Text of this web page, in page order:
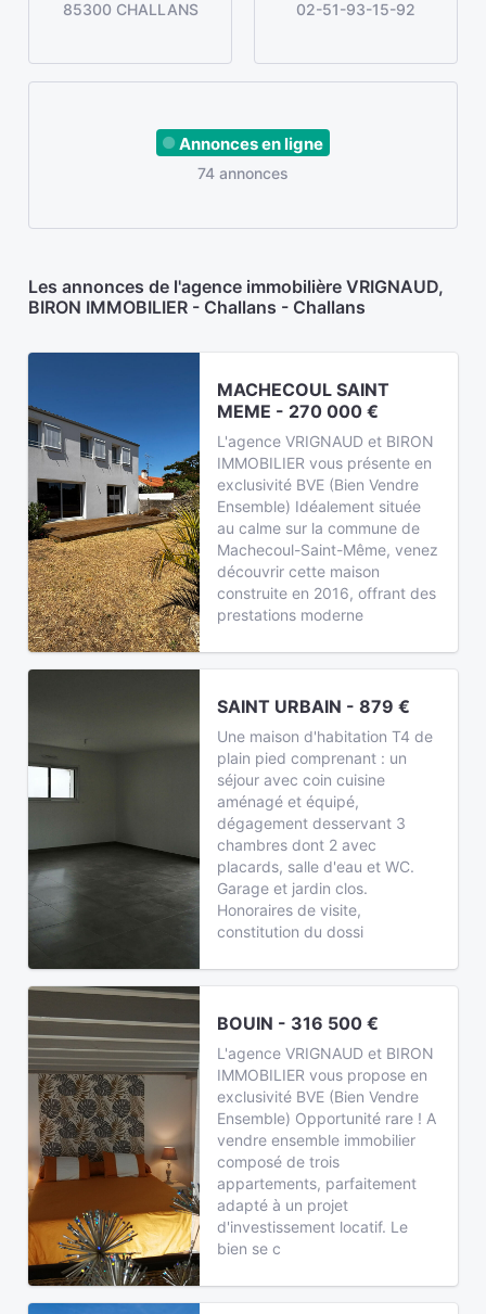
85300 CHALLANS 02-51-93-15-92
Annonces en ligne
74 annonces
Les annonces de l'agence immobilière VRIGNAUD,
BIRON IMMOBILIER - Challans - Challans
MACHECOUL SAINT
MEME - 270 000 €
L'agence VRIGNAUD et BIRON
IMMOBILIER vous présente en
exclusivité BVE (Bien Vendre
Ensemble) Idéalement située
au calme sur la commune de
Machecoul-Saint-Même, venez
découvrir cette maison
construite en 2016, offrant des
prestations moderne
SAINT URBAIN - 879 €
Une maison d'habitation T4 de
plain pied comprenant : un
séjour avec coin cuisine
aménagé et équipé,
dégagement desservant 3
chambres dont 2 avec
placards, salle d'eau et WC.
Garage et jardin clos.
Honoraires de visite,
constitution du dossi
BOUIN - 316 500 €
L'agence VRIGNAUD et BIRON
IMMOBILIER vous propose en
exclusivité BVE (Bien Vendre
Ensemble) Opportunité rare ! A
vendre ensemble immobilier
composé de trois
appartements, parfaitement
adapté à un projet
d'investissement locatif. Le
bien se c